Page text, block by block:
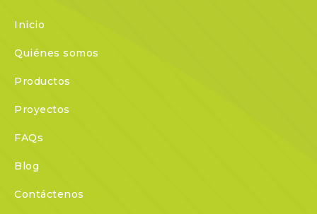
Inicio
Quiénes somos
Productos
Proyectos
FAQs
Blog
Contáctenos